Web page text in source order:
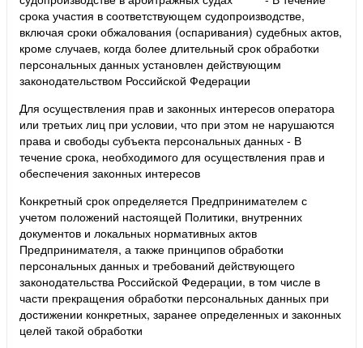
срока участия в соответствующем судопроизводстве,
включая сроки обжалования (оспаривания) судебных актов,
кроме случаев, когда более длительный срок обработки
персональных данных установлен действующим
законодательством Российской Федерации
Для осуществления прав и законных интересов оператора
или третьих лиц при условии, что при этом не нарушаются
права и свободы субъекта персональных данных - В
течение срока, необходимого для осуществления прав и
обеспечения законных интересов
Конкретный срок определяется Предпринимателем с
учетом положений настоящей Политики, внутренних
документов и локальных нормативных актов
Предпринимателя, а также принципов обработки
персональных данных и требований действующего
законодательства Российской Федерации, в том числе в
части прекращения обработки персональных данных при
достижении конкретных, заранее определенных и законных
целей такой обработки